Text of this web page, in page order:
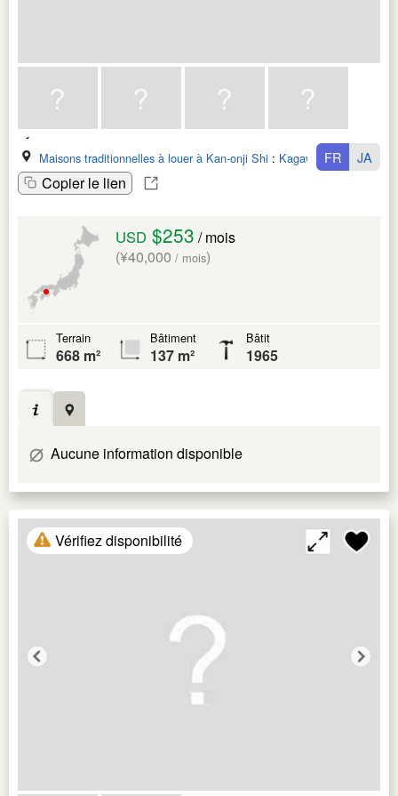
Maisons traditionnelles à louer à Kan-onji Shi : Kagawa Ken
Copier le lien
FR JA
USD $253 / mois
(¥40,000 / mois)
Terrain
668 m²
Bâtiment
137 m²
Bâtit
1965
Aucune information disponible
Vérifiez disponibilité